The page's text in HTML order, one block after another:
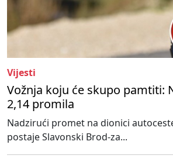
Vijesti
Vožnja koju će skupo pamtiti:
2,14 promila
Nadzirući promet na dionici
postaje Slavonski Brod-za...